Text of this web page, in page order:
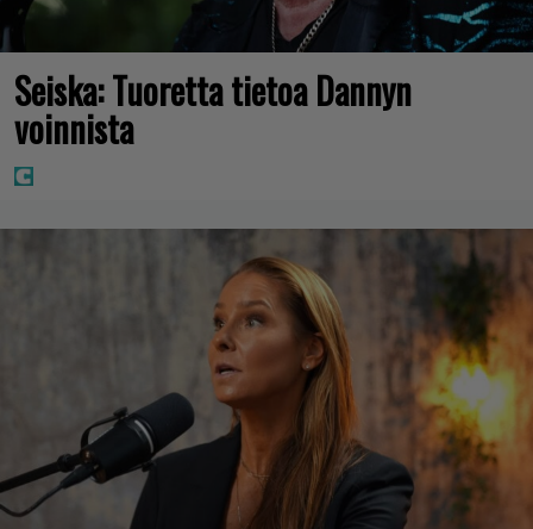
Seiska: Tuoretta tietoa Dannyn
voinnista